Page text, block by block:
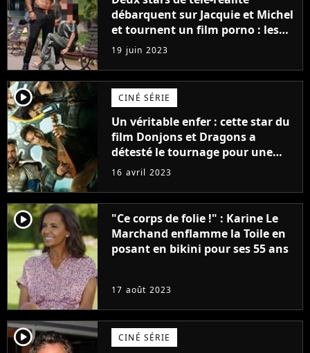
débarquent sur Jacquie et Michel
et tournent un film porno : les
premières images du tournage
(exclu)
19 juin 2023
player2 CINÉ SÉRIE
Un véritable enfer : cette star du
film Donjons et Dragons a
détesté le tournage pour une
raison très spéciale
16 avril 2023
player2
"Ce corps de folie !" : Karine Le
Marchand enflamme la Toile en
posant en bikini pour ses 55 ans
17 août 2023
player2 CINÉ SÉRIE